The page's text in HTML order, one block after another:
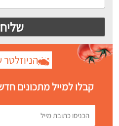
קבלו למייל מתכונים